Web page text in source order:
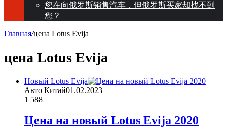
您在向俄罗斯销售汽车，但俄罗斯买家却找不到
您？
Главная/цена Lotus Evija
цена Lotus Evija
Новый Lotus Evija
Авто Китай01.02.2023
1 588
Цена на новый Lotus Evija 2020